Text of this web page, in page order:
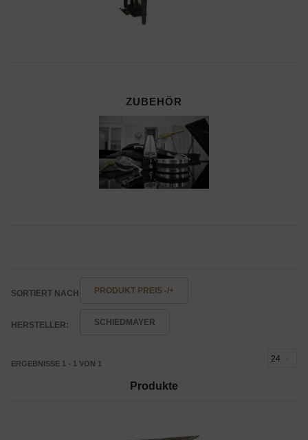
ZUBEHÖR
SORTIERT NACH PRODUKT PREIS -/+
HERSTELLER: SCHIEDMAYER
ERGEBNISSE 1 - 1 VON 1
Produkte